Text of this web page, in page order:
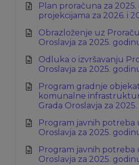
Plan proračuna za 2025.
projekcijama za 2026. i
Obrazloženje uz
Oroslavja za 2025.
Odluka o izvršavanju
Oroslavja za 2025.
Program gradnje
komunalne
Grada Oroslavja za
Program javnih potreba
Oroslavja za 2025.
Program javnih potreba
Oroslavja za 2025.